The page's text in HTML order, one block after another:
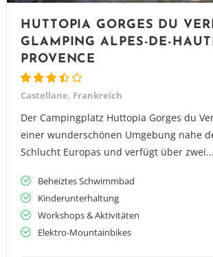
HUTTOPIA GORGES DU
GLAMPING ALPES-DE-
PROVENCE
Castellane, Frankreich
Der Campingplatz Huttopia Gorges du
einer wunderschönen Umgebung nahe
Schlucht Europas und verfügt über zwei...
Beheiztes Schwimmbad
Kinderunterhaltung
Workshops & Aktivitäten
Elektro-Mountainbikes